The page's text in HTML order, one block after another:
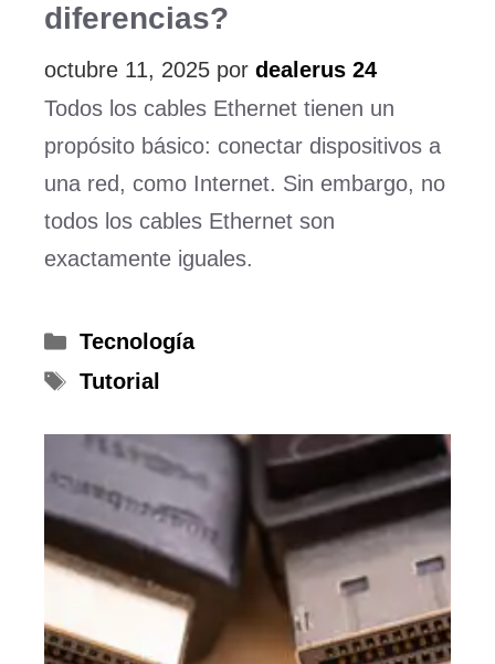
diferencias?
octubre 11, 2025 por dealerus 24
Todos los cables Ethernet tienen un
propósito básico: conectar dispositivos a
una red, como Internet. Sin embargo, no
todos los cables Ethernet son
exactamente iguales.
Categorías
Tecnología
Etiquetas
Tutorial